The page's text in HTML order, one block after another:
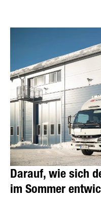
Darauf, wie sich
im Sommer